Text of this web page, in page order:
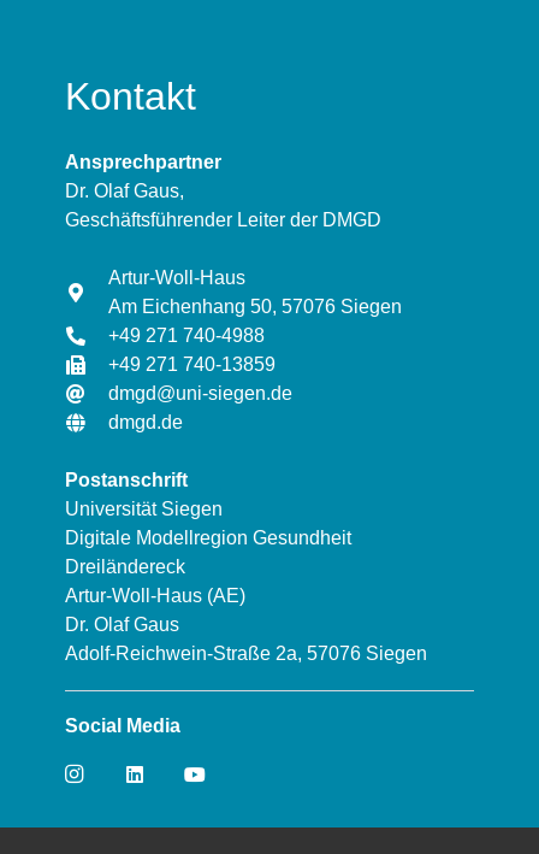
Kontakt
Ansprechpartner
Dr. Olaf Gaus,
Geschäftsführender Leiter der DMGD
Artur-Woll-Haus
Am Eichenhang 50, 57076 Siegen
+49 271 740-4988
+49 271 740-13859
dmgd@uni-siegen.de
dmgd.de
Postanschrift
Universität Siegen
Digitale Modellregion Gesundheit
Dreiländereck
Artur-Woll-Haus (AE)
Dr. Olaf Gaus
Adolf-Reichwein-Straße 2a, 57076 Siegen
Social Media